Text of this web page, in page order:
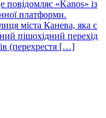
повідомляє «Kanos» із
платформи.
міста Канева, яка є
пішохідний перехід
(перехрестя […]